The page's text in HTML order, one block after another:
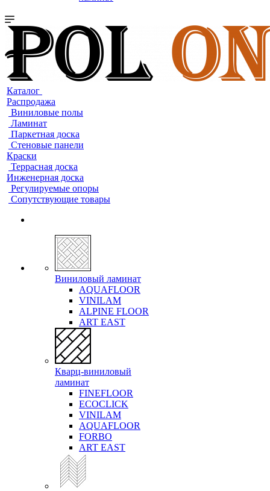
Каталог
Распродажа
Виниловые полы
Ламинат
Паркетная доска
Стеновые панели
Краски
Террасная доска
Инженерная доска
Регулируемые опоры
Сопутствующие товары
Виниловый ламинат
AQUAFLOOR
VINILAM
ALPINE FLOOR
ART EAST
Кварц-виниловый
ламинат
FINEFLOOR
ECOCLICK
VINILAM
AQUAFLOOR
FORBO
ART EAST